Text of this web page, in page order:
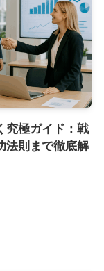
究極ガイド：戦
法則まで徹底解